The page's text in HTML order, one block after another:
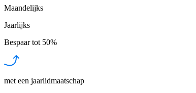
Maandelijks
Jaarlijks
Bespaar tot 50%
met een jaarlidmaatschap